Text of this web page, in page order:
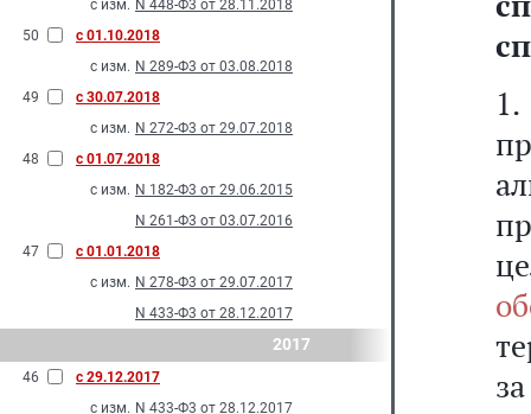
с изм. N 448-Ф3 от 28.11.2018
50
с 01.10.2018
с изм. N 289-Ф3 от 03.08.2018
49
с 30.07.2018
с изм. N 272-Ф3 от 29.07.2018
48
с 01.07.2018
с изм. N 182-Ф3 от 29.06.2015
N 261-Ф3 от 03.07.2016
47
с 01.01.2018
с изм. N 278-Ф3 от 29.07.2017
N 433-Ф3 от 28.12.2017
2017
46
с 29.12.2017
с изм. N 433-Ф3 от 28.12.2017